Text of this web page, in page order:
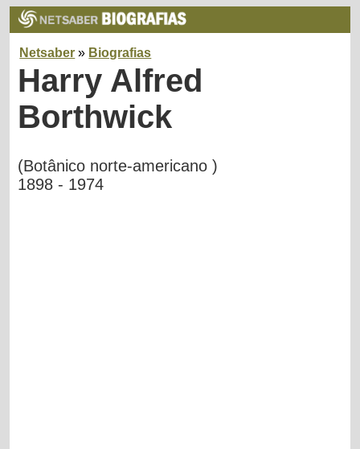
Netsaber » Biografias
Harry Alfred
Borthwick
(Botânico norte-americano )
1898 - 1974